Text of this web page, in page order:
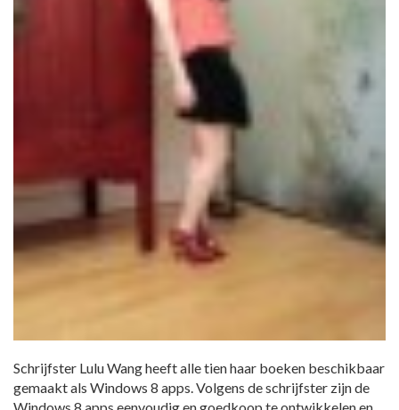
Schrijfster Lulu Wang heeft alle tien haar boeken beschikbaar
gemaakt als Windows 8 apps. Volgens de schrijfster zijn de